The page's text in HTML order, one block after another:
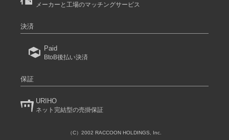
メーカーと工場のマッチングサービス
決済
Paid
BtoB後払い決済
保証
URIHO
ネット完結型の売掛保証
（C）2002 RACCOON HOLDINGS, Inc.